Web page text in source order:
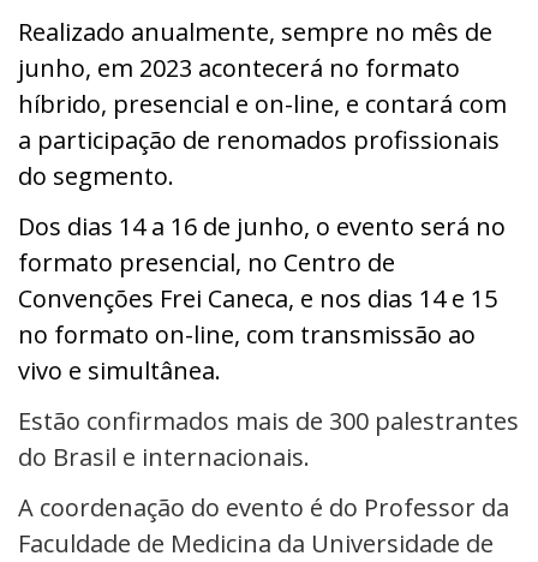
Realizado anualmente, sempre no mês de
junho, em 2023 acontecerá no formato
híbrido, presencial e on-line, e contará com
a participação de renomados profissionais
do segmento.
Dos dias 14 a 16 de junho, o evento será no
formato presencial, no Centro de
Convenções Frei Caneca, e nos dias 14 e 15
no formato on-line, com transmissão ao
vivo e simultânea.
Estão confirmados mais de 300 palestrantes
do Brasil e internacionais.
A coordenação do evento é do Professor da
Faculdade de Medicina da Universidade de